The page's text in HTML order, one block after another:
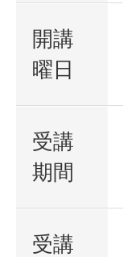
開講
曜日
受講
期間
受講